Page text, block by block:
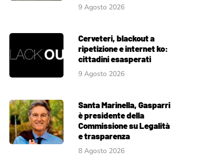
9 Agosto 2026
Cerveteri, blackout a
ripetizione e internet ko:
cittadini esasperati
9 Agosto 2026
Santa Marinella, Gasparri
è presidente della
Commissione su Legalità
e trasparenza
8 Agosto 2026